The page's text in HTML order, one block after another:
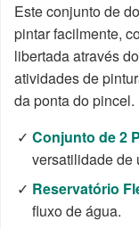
Este conjunto de
pintar facilmente,
libertada através
atividades de
da ponta do pincel.
Conjunto de 2
versatilidade de
Reservatório
fluxo de água.